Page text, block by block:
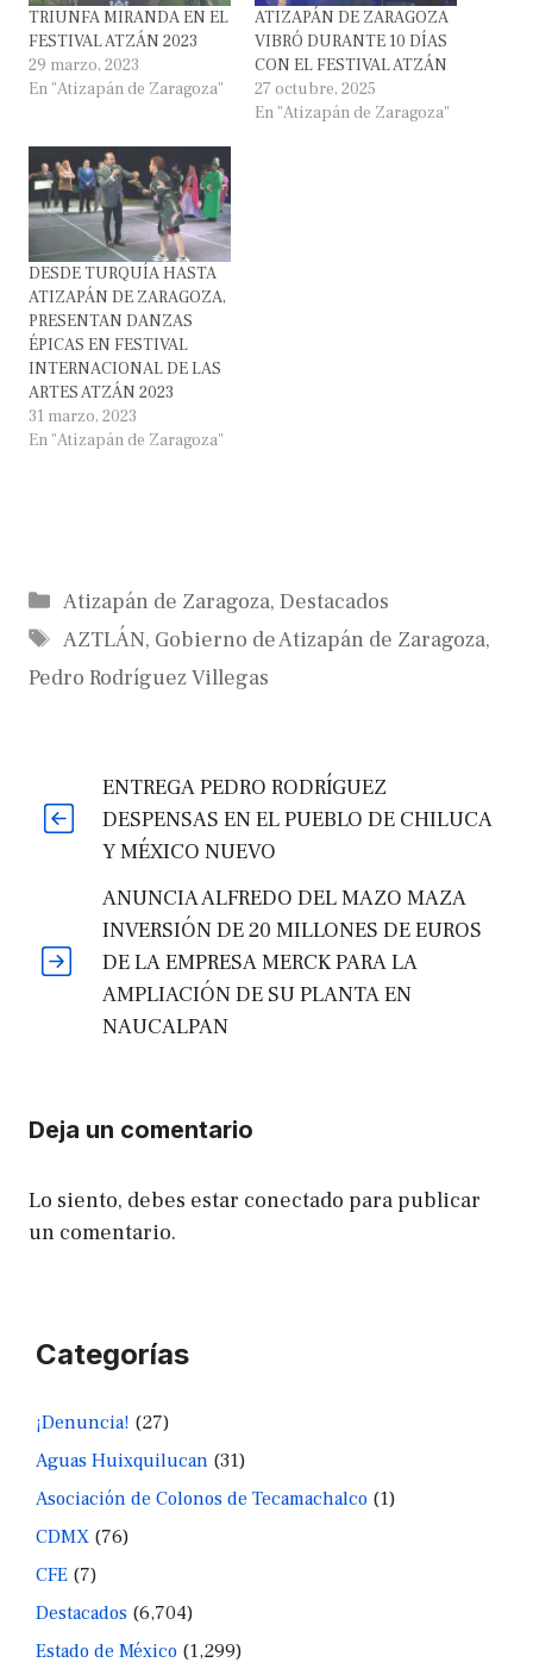
TRIUNFA MIRANDA EN EL
FESTIVAL ATZÁN 2023
29 marzo, 2023
En "Atizapán de Zaragoza"
ATIZAPÁN DE ZARAGOZA
VIBRÓ DURANTE 10 DÍAS
CON EL FESTIVAL ATZÁN
27 octubre, 2025
En "Atizapán de Zaragoza"
DESDE TURQUÍA HASTA
ATIZAPÁN DE ZARAGOZA,
PRESENTAN DANZAS
ÉPICAS EN FESTIVAL
INTERNACIONAL DE LAS
ARTES ATZÁN 2023
31 marzo, 2023
En "Atizapán de Zaragoza"
Categorías
Atizapán de Zaragoza, Destacados
Etiquetas
AZTLÁN, Gobierno de Atizapán de Zaragoza,
Pedro Rodríguez Villegas
ENTREGA PEDRO RODRÍGUEZ
DESPENSAS EN EL PUEBLO DE CHILUCA
Y MÉXICO NUEVO
ANUNCIA ALFREDO DEL MAZO MAZA
INVERSIÓN DE 20 MILLONES DE EUROS
DE LA EMPRESA MERCK PARA LA
AMPLIACIÓN DE SU PLANTA EN
NAUCALPAN
Deja un comentario
Lo siento, debes estar conectado para publicar
un comentario.
Categorías
¡Denuncia! (27)
Aguas Huixquilucan (31)
Asociación de Colonos de Tecamachalco (1)
CDMX (76)
CFE (7)
Destacados (6,704)
Estado de México (1,299)